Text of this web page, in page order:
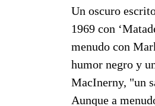
Un oscuro
1969 con
menudo con
humor negro y
MacInerny, "un
Aunque a